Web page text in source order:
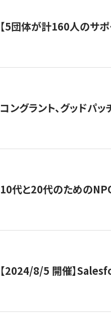
【5団体が計160人のサ
コングラント、グッドパ
10代と20代のための
【2024/8/5 開催】